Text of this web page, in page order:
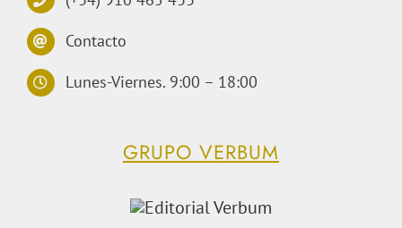
Contacto
Lunes-Viernes. 9:00 – 18:00
GRUPO VERBUM